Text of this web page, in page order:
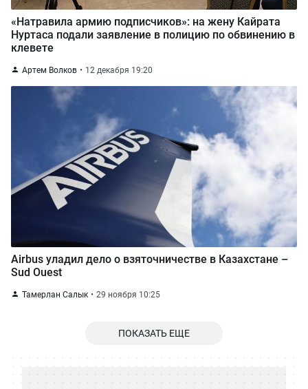
«Натравила армию подписчиков»: на жену Кайрата
Нуртаса подали заявление в полицию по обвинению в
клевете
Артем Волков 12 декабря 19:20
Airbus уладил дело о взяточничестве в Казахстане –
Sud Ouest
Тамерлан Салык 29 ноября 10:25
ПОКАЗАТЬ ЕЩЕ